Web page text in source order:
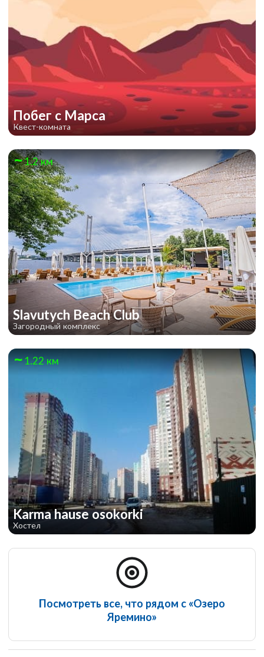
Побег с Марса
Квест-комната
1.2 км
Slavutych Beach Club
Загородный комплекс
1.22 км
Karma hause osokorki
Хостел
Посмотреть все, что рядом с «Озеро
Яремино»